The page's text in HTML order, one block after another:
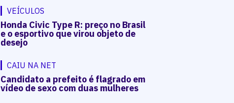
VEÍCULOS
Honda Civic Type R: preço no Brasil
e o esportivo que virou objeto de
desejo
CAIU NA NET
Candidato a prefeito é flagrado em
vídeo de sexo com duas mulheres